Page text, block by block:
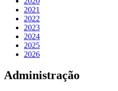
2021
2022
2023
2024
2025
2026
Administração